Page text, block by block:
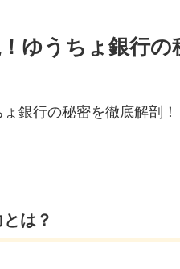
ゆうちょ銀行の
銀行の秘密を徹底解剖！
は？